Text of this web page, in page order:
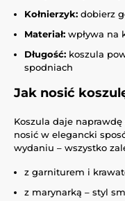
Kołnierzyk: dobierz
Materiał: wpływa na
Długość: koszula
spodniach
Jak nosić
Koszula daje
nosić w elegancki
wydaniu – wszystko
z garniturem i
z marynarką – styl